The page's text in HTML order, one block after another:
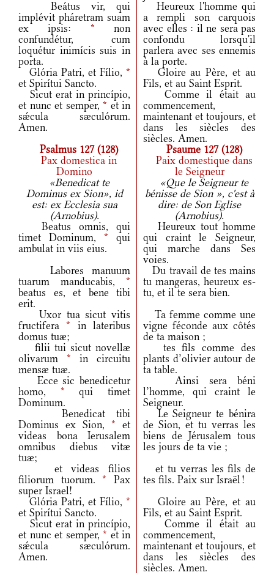
Beátus vir, qui
implévit pháretram suam
ex ipsis: * non
confundétur, cum
loquétur inimícis suis in
porta.
Heureux l'homme qui
a rempli son carquois
avec elles : il ne sera pas
confondu lorsqu'il
parlera avec ses ennemis
à la porte.
Glória Patri, et Fílio, *
et Spirítui Sancto.
Gloire au Père, et au
Fils, et au Saint Esprit.
Sicut erat in princípio,
et nunc et semper, * et in
sǽcula sæculórum.
Amen.
Comme il était au
commencement,
maintenant et toujours, et
dans les siècles des
siècles. Amen.
Psalmus 127 (128)
Psaume 127 (128)
Pax domestica in
Domino
Paix domestique dans
le Seigneur
«Benedicat te
Dominus ex Sion», id
est: ex Ecclesia sua
(Arnobius).
«Que le Seigneur te
bénisse de Sion », c'est à
dire: de Son Eglise
(Arnobius).
Beatus omnis, qui
timet Dominum, * qui
ambulat in viis eius.
Heureux tout homme
qui craint le Seigneur,
qui marche dans Ses
voies.
Labores manuum
tuarum manducabis, *
beatus es, et bene tibi
erit.
Du travail de tes mains
tu mangeras, heureux es-
tu, et il te sera bien.
Uxor tua sicut vitis
fructifera* in lateribus
domus tuæ;
Ta femme comme une
vigne féconde aux côtés
de ta maison ;
filii tui sicut novellæ
olivarum * in circuitu
mensæ tuæ.
tes fils comme des
plants d’olivier autour de
ta table.
Ecce sic benedicetur
homo, * qui timet
Dominum.
Ainsi sera béni
l’homme, qui craint le
Seigneur.
Benedicat tibi
Dominus ex Sion, * et
videas bona Ierusalem
omnibus diebus vitæ
tuæ;
Le Seigneur te bénira
de Sion, et tu verras les
biens de Jérusalem tous
les jours de ta vie ;
et videas filios
filiorum tuorum.* Pax
super Israel!
et tu verras les fils de
tes fils. Paix sur Israël !
Glória Patri, et Fílio, *
et Spirítui Sancto.
Gloire au Père, et au
Fils, et au Saint Esprit.
Sicut erat in princípio,
et nunc et semper, * et in
sǽcula sæculórum.
Amen.
Comme il était au
commencement,
maintenant et toujours, et
dans les siècles des
siècles. Amen.